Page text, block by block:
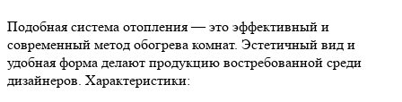
Подобная система отопления — это эффективный и
современный метод обогрева комнат. Эстетичный вид и
удобная форма делают продукцию востребованной среди
дизайнеров. Характеристики: